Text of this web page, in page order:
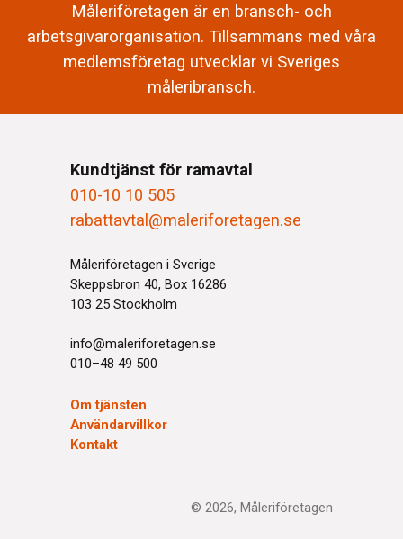
Måleriföretagen är en bransch- och
arbetsgivarorganisation. Tillsammans med våra
medlemsföretag utvecklar vi Sveriges
måleribransch.
Kundtjänst för ramavtal
010-10 10 505
rabattavtal@maleriforetagen.se
Måleriföretagen i Sverige
Skeppsbron 40, Box 16286
103 25 Stockholm
info@maleriforetagen.se
010–48 49 500
Om tjänsten
Användarvillkor
Kontakt
© 2026, Måleriföretagen